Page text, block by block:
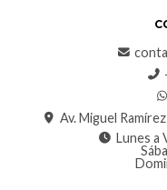
Av. Miguel
Lunes a